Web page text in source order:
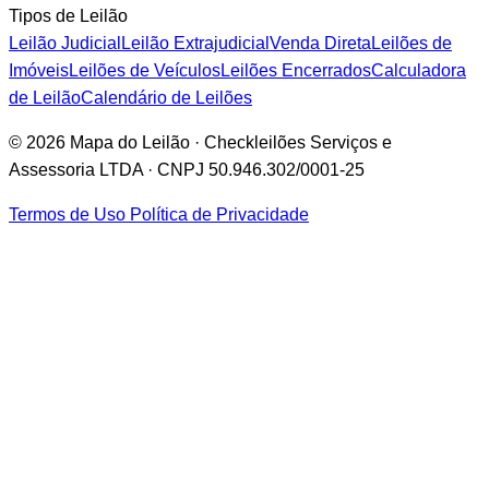
Tipos de Leilão
Leilão Judicial Leilão Extrajudicial Venda Direta Leilões de
ImóveisLeilões de VeículosLeilões EncerradosCalculadora
de LeilãoCalendário de Leilões
© 2026 Mapa do Leilão · Checkleilões Serviços e
Assessoria LTDA · CNPJ 50.946.302/0001-25
Termos de Uso Política de Privacidade